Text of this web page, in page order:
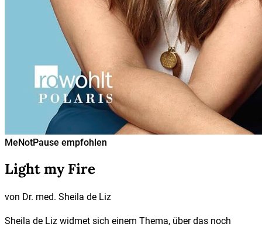
MeNotPause empfohlen
Light my Fire
von Dr. med. Sheila de Liz
Sheila de Liz widmet sich einem Thema, über das noch